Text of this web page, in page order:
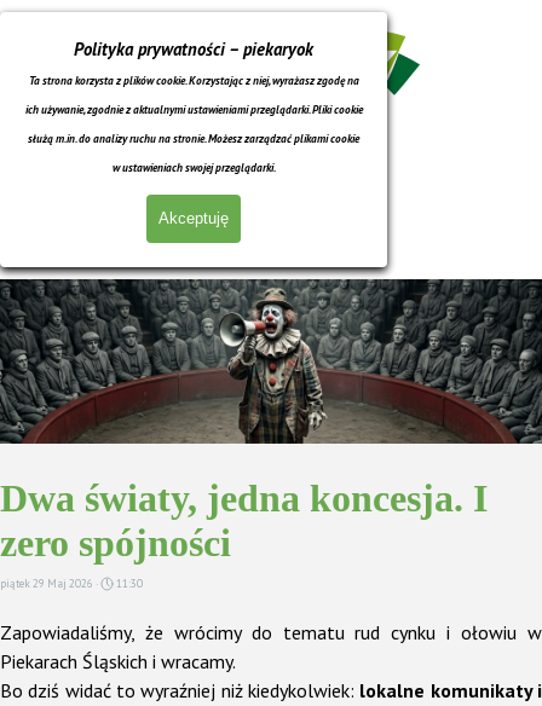
Polityka prywatności – piekaryok
Ta strona korzysta z plików cookie. Korzystając z niej, wyrażasz zgodę na
ich używanie, zgodnie z aktualnymi ustawieniami przeglądarki. Pliki cookie
służą m.in. do analizy ruchu na stronie. Możesz zarządzać plikami cookie
w ustawieniach swojej przeglądarki.
Akceptuję
Przejdź do treści
Dwa światy, jedna koncesja. I
zero spójności
piątek 29 Maj 2026 · 11:30
Zapowiadaliśmy, że wrócimy do tematu rud cynku i ołowiu w
Piekarach Śląskich i wracamy.
Bo dziś widać to wyraźniej niż kiedykolwiek: lokalne komunikaty i